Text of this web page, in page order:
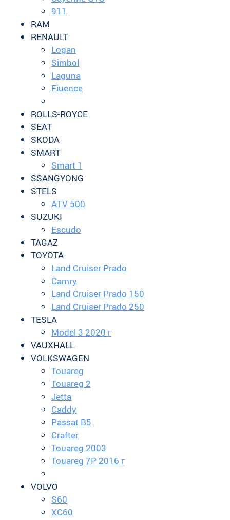
911
RAM
RENAULT
Logan
Simbol
Laguna
Fiuence
ROLLS-ROYCE
SEAT
SKODA
SMART
Smart 1
SSANGYONG
STELS
ATV 500
SUZUKI
Escudo
TAGAZ
TOYOTA
Land Cruiser Prado
Camry
Land Cruiser Prado 150
Land Cruiser Prado 250
TESLA
Model 3 2020 г
VAUXHALL
VOLKSWAGEN
Touareg
Touareg 2
Jetta
Caddy
Passat B5
Crafter
Touareg 2003
Touareg 7P 2016 г
VOLVO
S60
XC60